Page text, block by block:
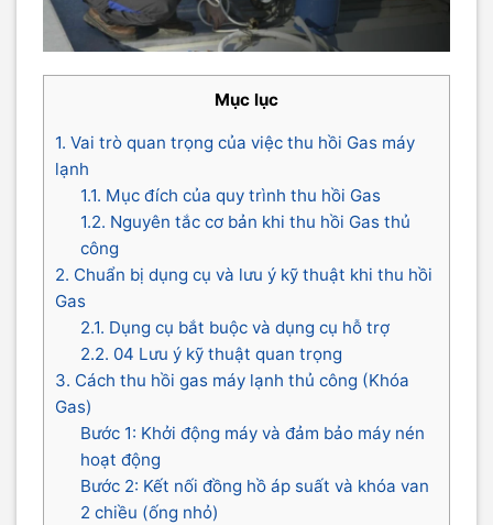
Mục lục
1. Vai trò quan trọng của việc thu hồi Gas máy
lạnh
1.1. Mục đích của quy trình thu hồi Gas
1.2. Nguyên tắc cơ bản khi thu hồi Gas thủ
công
2. Chuẩn bị dụng cụ và lưu ý kỹ thuật khi thu hồi
Gas
2.1. Dụng cụ bắt buộc và dụng cụ hỗ trợ
2.2. 04 Lưu ý kỹ thuật quan trọng
3. Cách thu hồi gas máy lạnh thủ công (Khóa
Gas)
Bước 1: Khởi động máy và đảm bảo máy nén
hoạt động
Bước 2: Kết nối đồng hồ áp suất và khóa van
2 chiều (ống nhỏ)